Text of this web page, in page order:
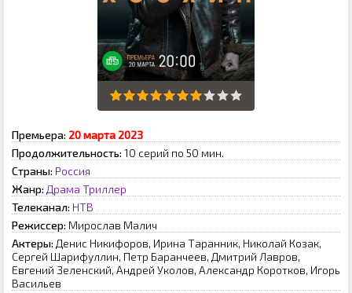
Премьера: 20 марта 2023
Продолжительность: 10 серий по 50 мин.
Страны: Россия
Жанр: Драма Триллер
Телеканал: НТВ
Режиссер: Мирослав Малич
Актеры: Денис Никифоров, Ирина Таранник, Николай Козак,
Сергей Шарифуллин, Петр Баранчеев, Дмитрий Лавров,
Евгений Зеленский, Андрей Уколов, Александр Коротков, Игорь
Васильев